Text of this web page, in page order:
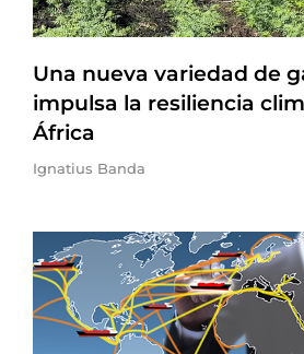
Una nueva variedad de
impulsa la resiliencia
África
Ignatius Banda